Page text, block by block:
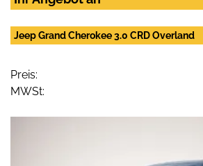
Jeep Grand Cherokee 3.0 CRD Overland
Preis:
MWSt: